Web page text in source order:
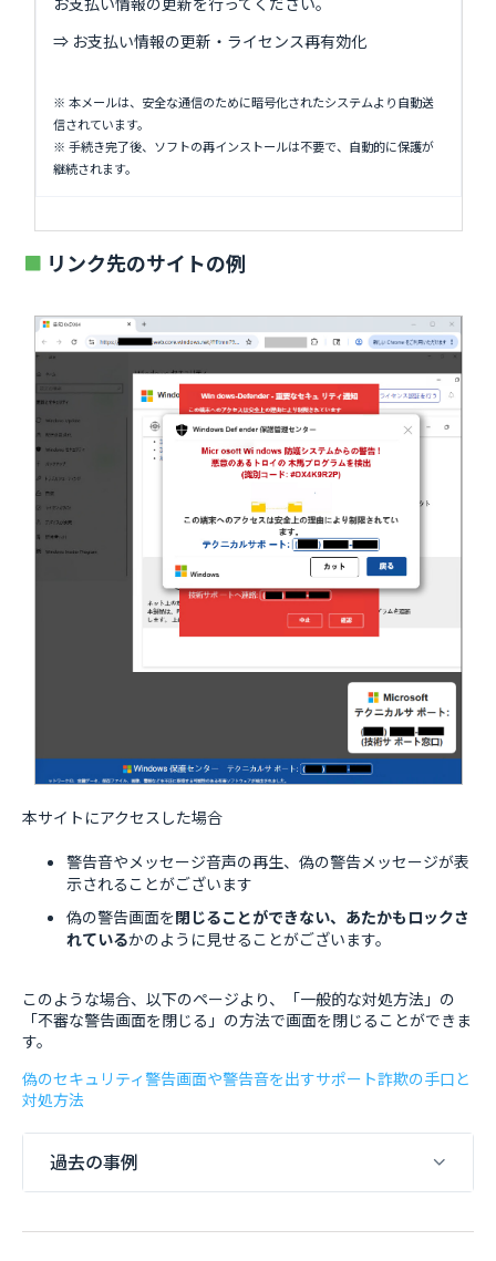
⇒ お支払い情報の更新・ライセンス再有効化
※ 本メールは、安全な通信のために暗号化されたシステムより自動送
信されています。
※ 手続き完了後、ソフトの再インストールは不要で、自動的に保護が
継続されます。
リンク先のサイトの例
本サイトにアクセスした場合
警告音やメッセージ音声の再生、偽の警告メッセージが表
示されることがございます
偽の警告画面を閉じることができない、あたかもロックさ
れているかのように見せることがございます。
このような場合、以下のページより、「一般的な対処方法」の
「不審な警告画面を閉じる」の方法で画面を閉じることができま
す。
偽のセキュリティ警告画面や警告音を出すサポート詐欺の手口と
対処方法
過去の事例